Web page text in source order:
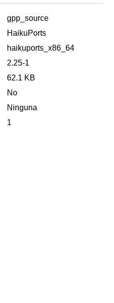
gpp_source
HaikuPorts
haikuports_x86_64
2.25-1
62.1 KB
No
Ninguna
1